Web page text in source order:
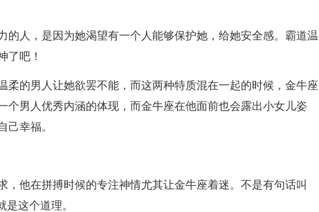
的人，是因为她渴望有一个人能够保护她，给她安全感。霸道温
了吧！
柔的男人让她欲罢不能，而这两种特质混在一起的时候，金牛座
个男人优秀内涵的体现，而金牛座在他面前也会露出小女儿姿
己幸福。
，他在拼搏时候的专注神情尤其让金牛座着迷。不是有句话叫
这个道理。